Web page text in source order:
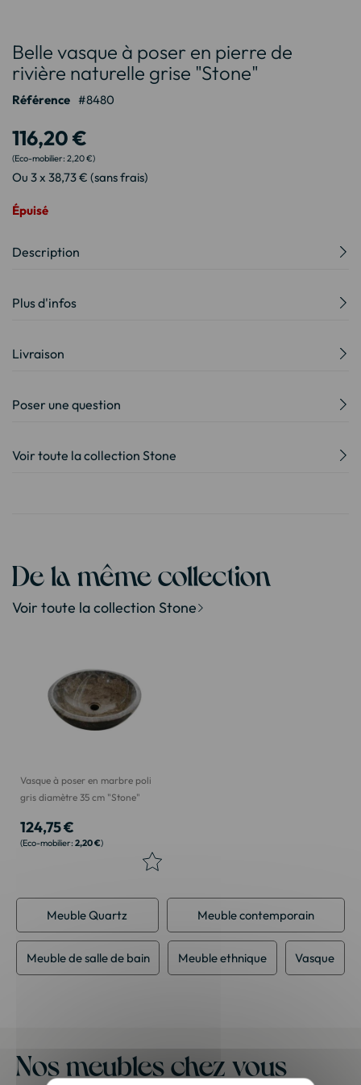
au
début
de
la
d’images
Belle vasque à poser en pierre de
rivière naturelle grise "Stone"
Référence 8480
116,20 €
2,20 €
Ou 3 x 38,73 € (sans frais)
Épuisé
Description
Plus d'infos
Livraison
Poser une question
Voir toute la collection Stone
De la même collection
Voir toute la collection Stone
Vasque à poser en marbre poli
gris diamètre 35 cm "Stone"
124,75 €
2,20 €
Meuble Quartz Meuble contemporain
Meuble de salle de bain Meuble ethnique Vasque
Nos meubles chez vous